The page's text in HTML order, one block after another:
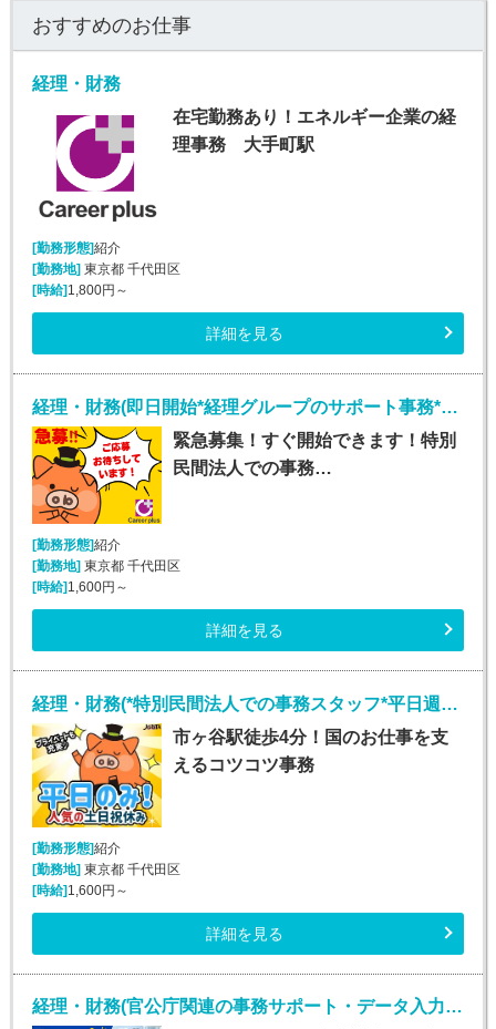
おすすめのお仕事
経理・財務
在宅勤務あり！エネルギー企業の経
理事務 大手町駅
[勤務形態]紹介
[勤務地] 東京都 千代田区
[時給] 1,800円～
詳細を見る
経理・財務(即日開始*経理グループのサポート事務*平日週5日)
緊急募集！すぐ開始できます！特別
民間法人での事務…
[勤務形態]紹介
[勤務地] 東京都 千代田区
[時給] 1,600円～
詳細を見る
経理・財務(*特別民間法人での事務スタッフ*平日週5日)
市ヶ谷駅徒歩4分！国のお仕事を支
えるコツコツ事務
[勤務形態]紹介
[勤務地]東京都 千代田区
[時給]1,600円～
詳細を見る
経理・財務(官公庁関連の事務サポート・データ入力スタッフ)